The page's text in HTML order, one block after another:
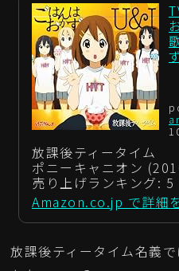
放課後ティータイム
ポニーキャニオン
売り上げランキング: 5
Amazon.co.jp で詳細
放課後ティータイム名義